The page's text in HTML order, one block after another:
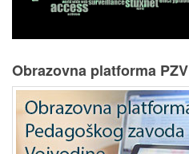
Obrazovna platforma PZV